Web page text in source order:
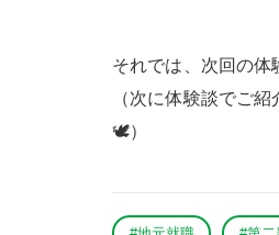
それでは、次回の体
（次に体験談でご
🕊️）